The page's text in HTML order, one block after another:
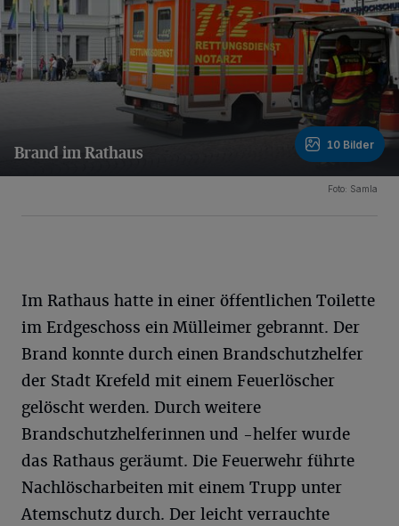
Brand im Rathaus 10 Bilder
Foto: Samla
Im Rathaus hatte in einer öffentlichen Toilette
im Erdgeschoss ein Mülleimer gebrannt. Der
Brand konnte durch einen Brandschutzhelfer
der Stadt Krefeld mit einem Feuerlöscher
gelöscht werden. Durch weitere
Brandschutzhelferinnen und -helfer wurde
das Rathaus geräumt. Die Feuerwehr führte
Nachlöscharbeiten mit einem Trupp unter
Atemschutz durch. Der leicht verrauchte